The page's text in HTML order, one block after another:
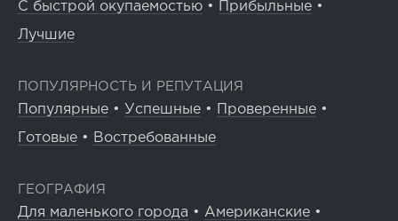
С быстрой окупаемостью • Прибыльные •
Лучшие
ПОПУЛЯРНОСТЬ И РЕПУТАЦИЯ
Популярные • Успешные • Проверенные •
Готовые • Востребованные
ГЕОГРАФИЯ
Для маленького города • Американские •